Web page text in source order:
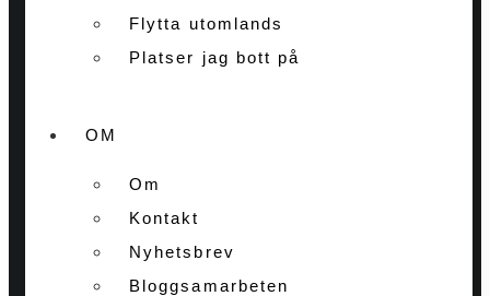
Flytta utomlands
Platser jag bott på
OM
Om
Kontakt
Nyhetsbrev
Bloggsamarbeten